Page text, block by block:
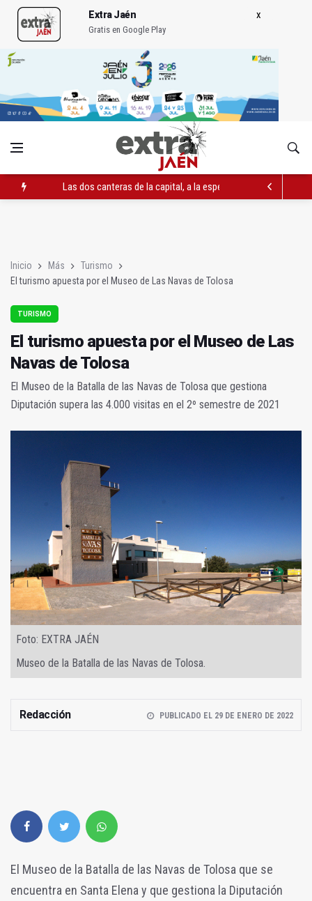
Extra Jaén
Gratis en Google Play
Las dos canteras de la capital, a la espera de que se restaure
Inicio Más
Turismo
El turismo apuesta por el Museo de Las Navas de Tolosa
TURISMO
El turismo apuesta por el Museo de Las
Navas de Tolosa
El Museo de la Batalla de las Navas de Tolosa que gestiona
Diputación supera las 4.000 visitas en el 2º semestre de 2021
Foto: EXTRA JAÉN
Museo de la Batalla de las Navas de Tolosa.
Redacción PUBLICADO EL 29 DE ENERO DE 2022
El Museo de la Batalla de las Navas de Tolosa que se
encuentra en Santa Elena y que gestiona la Diputación